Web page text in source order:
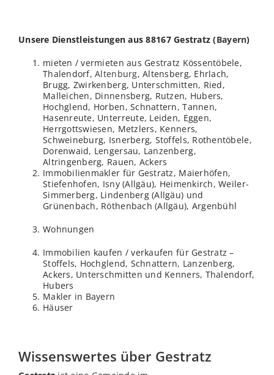
Unsere Dienstleistungen aus 88167 Gestratz (Bayern)
mieten / vermieten aus Gestratz Kössentöbele,
Thalendorf,Altenburg, Altensberg, Ehrlach,
Brugg, Zwirkenberg, Unterschmitten, Ried,
Malleichen, Dinnensberg, Rutzen, Hubers,
Hochglend, Horben, Schnattern, Tannen,
Hasenreute, Unterreute, Leiden, Eggen,
Herrgottswiesen, Metzlers, Kenners,
Schweineburg, Isnerberg, Stoffels, Rothentöbele,
Dorenwaid, Lengersau, Lanzenberg,
Altringenberg, Rauen, Ackers
Immobilienmakler für Gestratz, Maierhöfen,
Stiefenhofen, Isny (Allgäu), Heimenkirch, Weiler-
Simmerberg, Lindenberg (Allgäu) und
Grünenbach, Röthenbach (Allgäu), Argenbühl
Wohnungen
Immobilien kaufen / verkaufen für Gestratz –
Stoffels, Hochglend, Schnattern, Lanzenberg,
Ackers, Unterschmitten und Kenners, Thalendorf,
Hubers
Makler in Bayern
Häuser
Wissenswertes über Gestratz